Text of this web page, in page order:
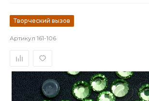
Творческий вызов
Артикул 161-106